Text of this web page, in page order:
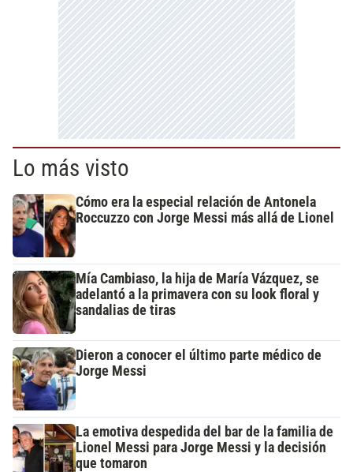
Lo más visto
Cómo era la especial relación de Antonela
Roccuzzo con Jorge Messi más allá de Lionel
Mía Cambiaso, la hija de María Vázquez, se
adelantó a la primavera con su look floral y
sandalias de tiras
Dieron a conocer el último parte médico de
Jorge Messi
La emotiva despedida del bar de la familia de
Lionel Messi para Jorge Messi y la decisión
que tomaron